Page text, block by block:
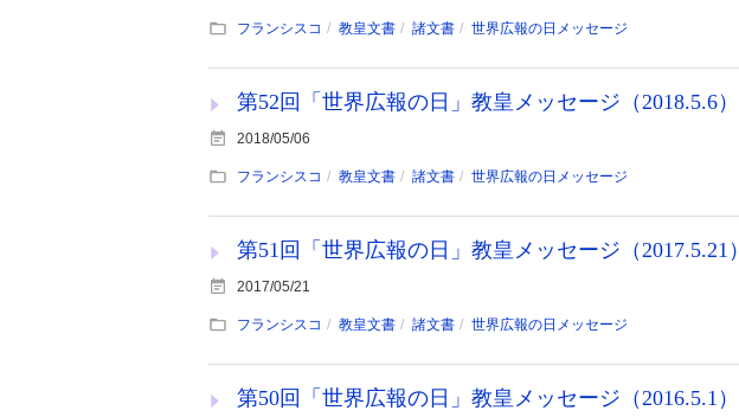
フランシスコ 教皇文書 諸文書 世界広報の日メッセージ
第52回「世界広報の日」教皇メッセージ（2018.5.6）
2018/05/06
フランシスコ 教皇文書 諸文書 世界広報の日メッセージ
第51回「世界広報の日」教皇メッセージ（2017.5.21）
2017/05/21
フランシスコ 教皇文書 諸文書 世界広報の日メッセージ
第50回「世界広報の日」教皇メッセージ（2016.5.1）